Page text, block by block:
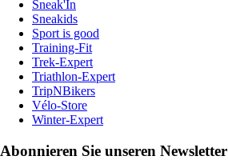
Sneak'In
Sneakids
Sport is good
Training-Fit
Trek-Expert
Triathlon-Expert
TripNBikers
Vélo-Store
Winter-Expert
Abonnieren Sie unseren Newsletter